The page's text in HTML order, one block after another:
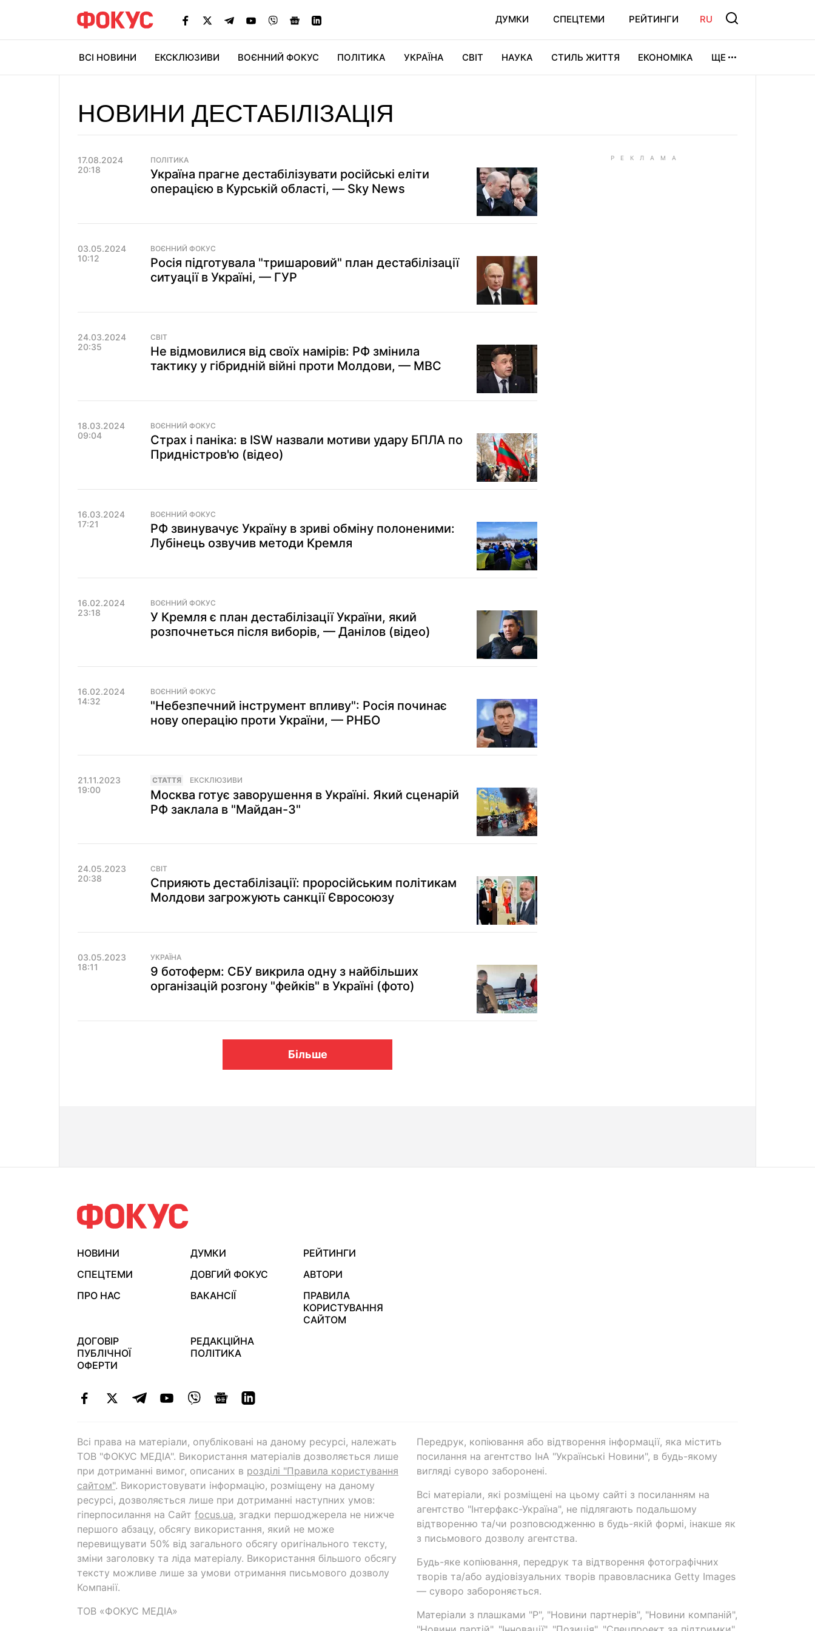
ДУМКИ СПЕЦТЕМИ РЕЙТИНГИ RU
ВСІ НОВИНИ ЕКСКЛЮЗИВИ ВОЄННИЙ ФОКУС ПОЛІТИКА УКРАЇНА СВІТ НАУКА СТИЛЬ ЖИТТЯ ЕКОНОМІКА ЩЕ
НОВИНИ ДЕСТАБІЛІЗАЦІЯ
17.08.2024
20:18
ПОЛІТИКА
Україна прагне дестабілізувати російські еліти
операцією в Курській області, — Sky News
03.05.2024
10:12
ВОЄННИЙ ФОКУС
Росія підготувала "тришаровий" план дестабілізації
ситуації в Україні, — ГУР
24.03.2024
20:35
СВІТ
Не відмовилися від своїх намірів: РФ змінила
тактику у гібридній війні проти Молдови, — МВС
18.03.2024
09:04
ВОЄННИЙ ФОКУС
Страх і паніка: в ISW назвали мотиви удару БПЛА по
Придністров'ю (відео)
16.03.2024
17:21
ВОЄННИЙ ФОКУС
РФ звинувачує Україну в зриві обміну полоненими:
Лубінець озвучив методи Кремля
16.02.2024
23:18
ВОЄННИЙ ФОКУС
У Кремля є план дестабілізації України, який
розпочнеться після виборів, — Данілов (відео)
16.02.2024
14:32
ВОЄННИЙ ФОКУС
"Небезпечний інструмент впливу": Росія починає
нову операцію проти України, — РНБО
21.11.2023
19:00
СТАТТЯ ЕКСКЛЮЗИВИ
Москва готує заворушення в Україні. Який сценарій
РФ заклала в "Майдан-3"
24.05.2023
20:38
СВІТ
Сприяють дестабілізації: проросійським політикам
Молдови загрожують санкції Євросоюзу
03.05.2023
18:11
УКРАЇНА
9 ботоферм: СБУ викрила одну з найбільших
організацій розгону "фейків" в Україні (фото)
Більше
НОВИНИ ДУМКИ
РЕЙТИНГИ
СПЕЦТЕМИ
ДОВГИЙ ФОКУС
АВТОРИ
ПРО НАС
ВАКАНСІЇ
ПРАВИЛА
КОРИСТУВАННЯ
САЙТОМ
ДОГОВІР
ПУБЛІЧНОЇ
ОФЕРТИ
РЕДАКЦІЙНА
ПОЛІТИКА
Всі права на матеріали, опубліковані на даному ресурсі, належать
ТОВ "ФОКУС МЕДІА". Використання матеріалів дозволяється лише
при дотриманні вимог, описаних в розділі "Правила користування
сайтом". Використовувати інформацію, розміщену на даному
ресурсі, дозволяється лише при дотриманні наступних умов:
гіперпосилання на Cайт focus.ua, згадки першоджерела не нижче
першого абзацу, обсягу використання, який не може
перевищувати 50% від загального обсягу оригінального тексту,
зміни заголовку та ліда матеріалу. Використання більшого обсягу
тексту можливе лише за умови отримання письмового дозволу
Компанії.
ТОВ «ФОКУС МЕДІА»
Передрук, копіювання або відтворення інформації, яка містить
посилання на агентство ІнА "Українські Новини", в будь-якому
вигляді суворо заборонені.
Всі матеріали, які розміщені на цьому сайті з посиланням на
агентство "Інтерфакс-Україна", не підлягають подальшому
відтворенню та/чи розповсюдженню в будь-якій формі, інакше як
з письмового дозволу агентства.
Будь-яке копіювання, передрук та відтворення фотографічних
творів та/або аудіовізуальних творів правовласника Getty Images
— суворо забороняється.
Матеріали з плашками "Р", "Новини партнерів", "Новини компаній",